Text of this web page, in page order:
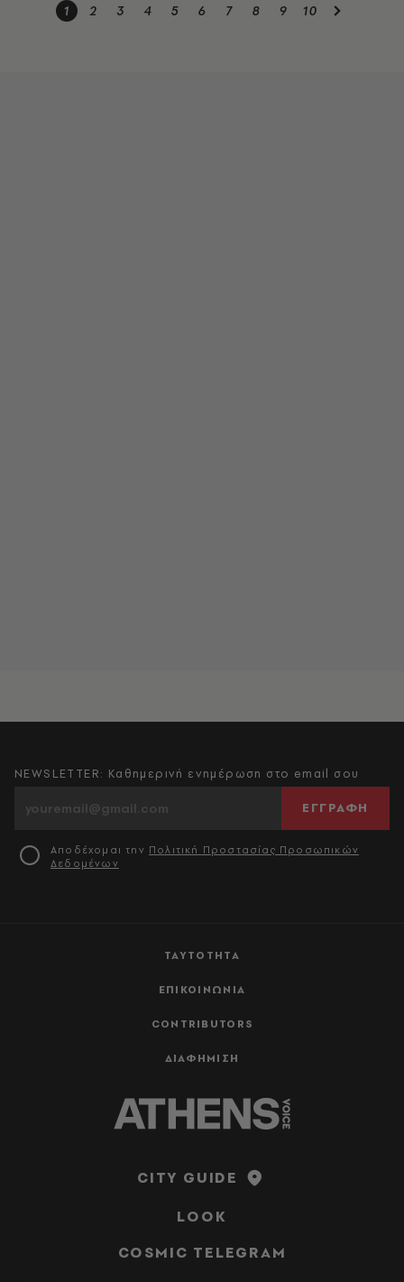
1 2 3 4 5 6 7 8 9 10
ΤΑΥΤΟΤΗΤΑ
ΕΠΙΚΟΙΝΩΝΙΑ
CONTRIBUTORS
ΔΙΑΦΗΜΙΣΗ
NEWSLETTER: Καθημερινή ενημέρωση στο email σου
ΕΓΓΡΑΦΗ
Αποδέχομαι την Πολιτική Προστασίας Προσωπικών
Δεδομένων
CITY GUIDE
LOOK
COSMIC TELEGRAM